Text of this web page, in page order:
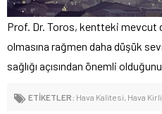
Prof. Dr. Toros, kentteki mevcut
olmasına rağmen daha düşük
sağlığı açısından önemli
ETİKETLER: Hava Kalitesi Hava